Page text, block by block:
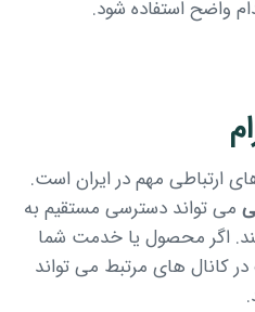
واضح استفاده شود.
ارتباطی مهم در ایران است.
می تواند دسترسی مستقیم به
اگر محصول یا خدمت شما
کانال های مرتبط می تواند